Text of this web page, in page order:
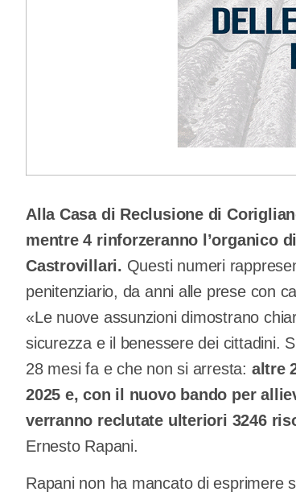
Alla Casa di Reclusione di
mentre 4 rinforzeranno l’organico
Castrovillari. Questi numeri
penitenziario, da anni alle prese con
«Le nuove assunzioni dimostrano
sicurezza e il benessere dei cittadini.
28 mesi fa e che non si arresta: altre
2025 e, con il nuovo bando per
verranno reclutate ulteriori 3246
Ernesto Rapani.
Rapani non ha mancato di esprimere